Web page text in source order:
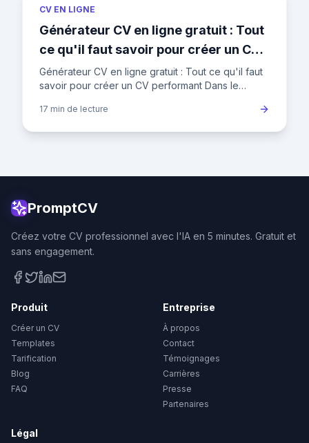
CV EN LIGNE
Générateur CV en ligne gratuit : Tout
ce qu'il faut savoir pour créer un CV
performant
Générateur CV en ligne gratuit : Tout ce qu'il faut
savoir pour créer un CV performant Dans le
un recruteur pass
17 min de lecture
PromptCV
Créez votre CV professionnel avec l'IA en 5 minutes. Gratuit et
sans engagement.
Produit
Créer un CV
Templates
Tarification
Blog
FAQ
Entreprise
À propos
Contact
Témoignages
Carrières
Presse
Partenaires
Légal